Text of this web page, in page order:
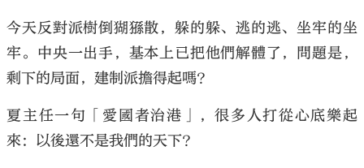
今天反對派樹倒猢猻散，躲的躲、逃的逃、坐牢的坐
牢。中央一出手，基本上已把他們解體了，問題是，
剩下的局面，建制派擔得起嗎？
夏主任一句「愛國者治港」，很多人打從心底樂起
來：以後還不是我們的天下？